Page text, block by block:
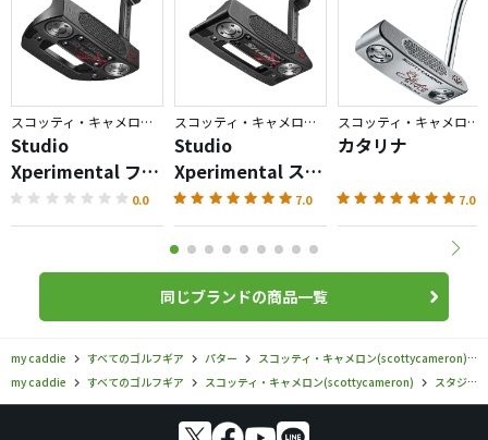
スコッティ・キャメロン／スタジオスタイル
Studio
Xperimental ファ
ストバック 2 パタ
ー
0.0
スコッティ・キャメロン／スタジオスタイル
Studio
Xperimental スク
エアバック 2 パタ
ー
7.0
スコッティ・キャメロン／スタジオスタイル
カタリナ
7.0
同じブランドの商品一覧
my caddie すべてのゴルフギア パター
スコッティ・キャメロン(scottycameron)
my caddie
すべてのゴルフギア スコッティ・キャメロン(scottycameron) スタジオスタイル